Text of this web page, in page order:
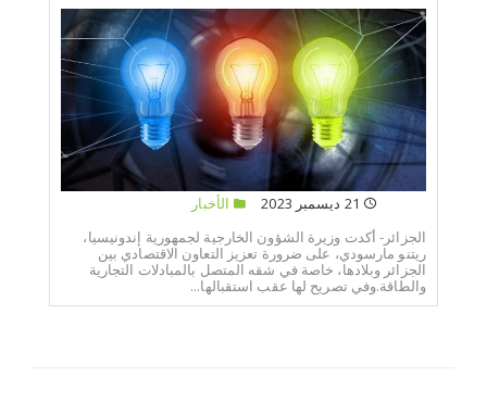
الأخبار
الجزائر- أكدت وزيرة الشؤون الخارجية لجمهورية إندونيسيا،
ريتنو مارسودي، على ضرورة تعزيز التعاون الاقتصادي بين
الجزائر وبلادها، خاصة في شقه المتصل بالمبادلات التجارية
والطاقة.وفي تصريح لها عقب استقبالها...